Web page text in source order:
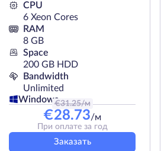
CPU
6 Xeon Cores
RAM
8 GB
Space
200 GB HDD
Bandwidth
Unlimited
Windows
€31.25/м
€28.73/м
При оплате за год
Заказать